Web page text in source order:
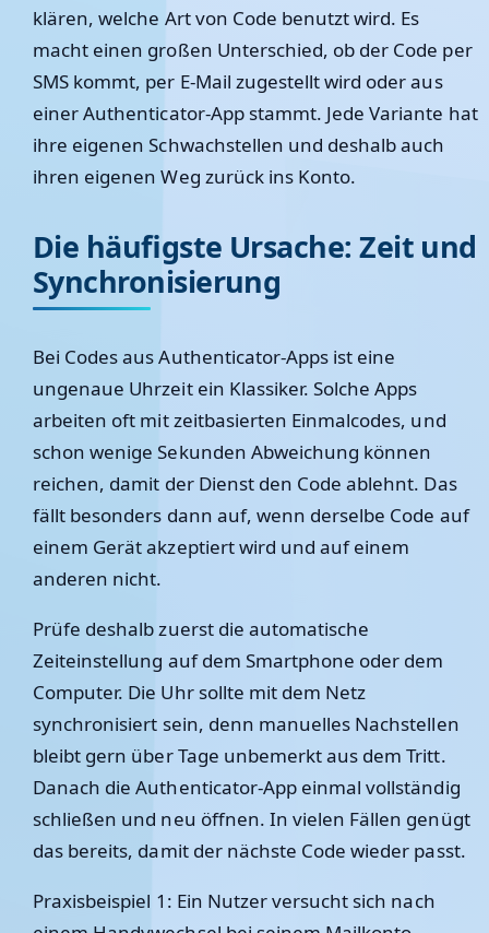
klären, welche Art von Code benutzt wird. Es
macht einen großen Unterschied, ob der Code per
SMS kommt, per E-Mail zugestellt wird oder aus
einer Authenticator-App stammt. Jede Variante hat
ihre eigenen Schwachstellen und deshalb auch
ihren eigenen Weg zurück ins Konto.
Die häufigste Ursache: Zeit und
Synchronisierung
Bei Codes aus Authenticator-Apps ist eine
ungenaue Uhrzeit ein Klassiker. Solche Apps
arbeiten oft mit zeitbasierten Einmalcodes, und
schon wenige Sekunden Abweichung können
reichen, damit der Dienst den Code ablehnt. Das
fällt besonders dann auf, wenn derselbe Code auf
einem Gerät akzeptiert wird und auf einem
anderen nicht.
Prüfe deshalb zuerst die automatische
Zeiteinstellung auf dem Smartphone oder dem
Computer. Die Uhr sollte mit dem Netz
synchronisiert sein, denn manuelles Nachstellen
bleibt gern über Tage unbemerkt aus dem Tritt.
Danach die Authenticator-App einmal vollständig
schließen und neu öffnen. In vielen Fällen genügt
das bereits, damit der nächste Code wieder passt.
Praxisbeispiel 1: Ein Nutzer versucht sich nach